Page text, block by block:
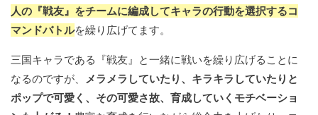
人の『戦友』をチームに編成してキャラの行動を選択するコ
マンドバトルを繰り広げてます。
三国キャラである『戦友』と一緒に戦いを繰り広げることに
なるのですが、 メラメラしていたり、キラキラしていたりと
ポップで可愛く、その可愛さ故、育成していくモチベーショ